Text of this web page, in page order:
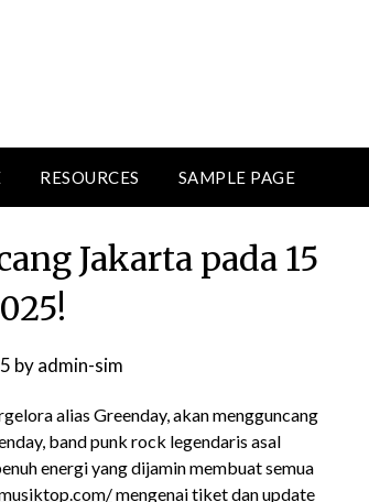
RESOURCES SAMPLE PAGE
Jakarta pada 15
byadmin-sim
alias Greenday, akan mengguncang
band punk rock legendaris asal
energi yang dijamin membuat semua
mengenai tiket dan update